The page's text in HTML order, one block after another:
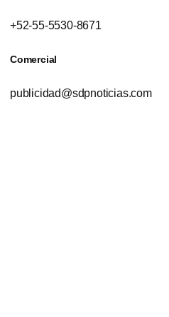
+52-55-5530-8671
Comercial
publicidad@sdpnoticias.com